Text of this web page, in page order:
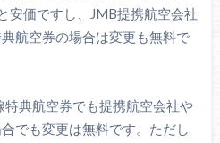
安価ですし、JMB提携航空会社
航空券の場合は変更も無料で
典航空券でも提携航空会社や
でも変更は無料です。ただし